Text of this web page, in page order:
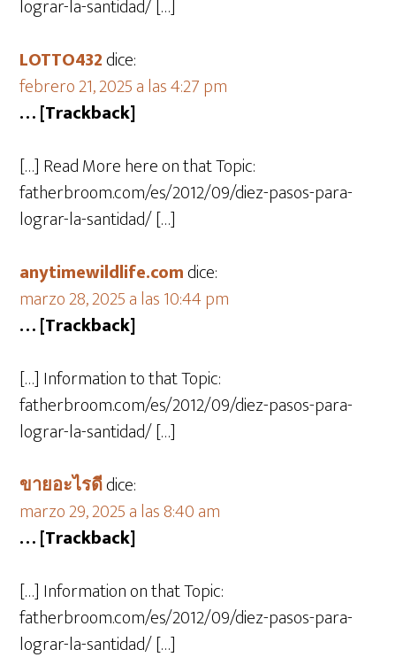
lograr-la-santidad/ […]
LOTTO432dice:
febrero 21, 2025 a las 4:27 pm
… [Trackback]
[…] Read More here on that Topic:
fatherbroom.com/es/2012/09/diez-pasos-para-
lograr-la-santidad/ […]
anytimewildlife.comdice:
marzo 28, 2025 a las 10:44 pm
… [Trackback]
[…] Information to that Topic:
fatherbroom.com/es/2012/09/diez-pasos-para-
lograr-la-santidad/ […]
ขายอะไรดีdice:
marzo 29, 2025 a las 8:40 am
… [Trackback]
[…] Information on that Topic:
fatherbroom.com/es/2012/09/diez-pasos-para-
lograr-la-santidad/ […]